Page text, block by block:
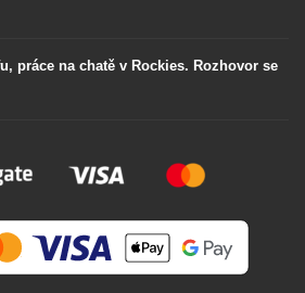
práce na chatě v Rockies. Rozhovor se